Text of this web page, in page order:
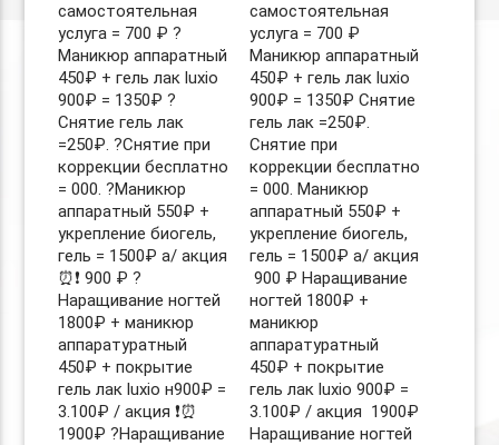
самостоятельная
услуга = 700 ₽ ?
Маникюр аппаратный
450₽ + гель лак luxio
900₽ = 1350₽ ?
Снятие гель лак
=250₽. ?Снятие при
коррекции бесплатно
= 000. ?Маникюр
аппаратный 550₽ +
укрепление биогель,
гель = 1500₽ а/ акция
⏰❗️ 900 ₽ ?
Наращивание ногтей
1800₽ + маникюр
аппаратуратный
450₽ + покрытие
гель лак luxio н900₽ =
3.100₽ / акция ❗️⏰
1900₽ ?Наращивание
самостоятельная
услуга = 700 ₽
Маникюр аппаратный
450₽ + гель лак luxio
900₽ = 1350₽ Снятие
гель лак =250₽.
Снятие при
коррекции бесплатно
= 000. Маникюр
аппаратный 550₽ +
укрепление биогель,
гель = 1500₽ а/ акция
️ 900 ₽ Наращивание
ногтей 1800₽ +
маникюр
аппаратуратный
450₽ + покрытие
гель лак luxio 900₽ =
3.100₽ / акция ️ 1900₽
Наращивание ногтей